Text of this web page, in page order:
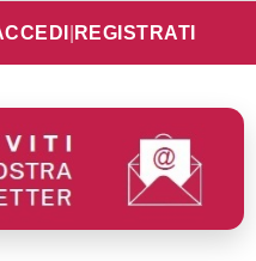
REGISTRATI